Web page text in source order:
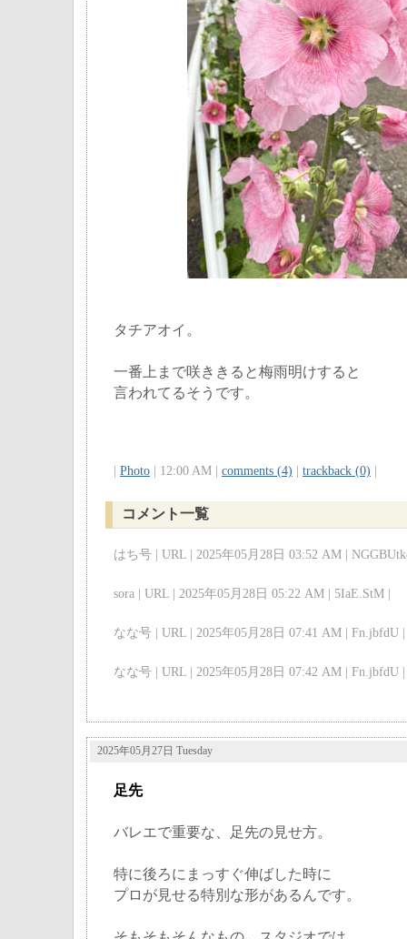
タチアオイ。
一番上まで咲ききると梅雨明けすると
言われてるそうです。
Photo | 12:00 AM | comments (4) trackback (0)
コメント一覧
はち号 | URL | 2025年05月28日 03:52 AM |
sora | URL | 2025年05月28日 05:22 AM | 5IaE.StM |
なな号 | URL | 2025年05月28日 07:41 AM | Fn.jbfdU |
なな号 | URL | 2025年05月28日 07:42 AM | Fn.jbfdU |
2025年05月27日 Tuesday
足先
バレエで重要な、足先の見せ方。
特に後ろにまっすぐ伸ばした時に
プロが見せる特別な形があるんです。